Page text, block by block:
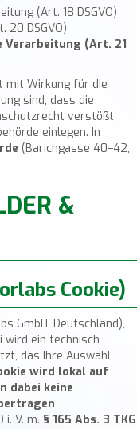
(Art. 18 DSGVO)
20 DSGVO)
Verarbeitung (Art. 21
mit Wirkung für die
sind, dass die
verstößt,
einlegen. In
(Barichgasse 40–42,
&
Cookie)
GmbH, Deutschland),
wird ein technisch
das Ihre Auswahl
wird lokal auf
dabei keine
i. V. m. § 165 Abs. 3 TKG